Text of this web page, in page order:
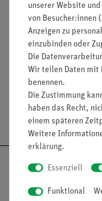
Sporophyllstand,
Equisetum,
Schwimmfarn,
Die Präparate
unserer Website
von Besucher:innen
Anzeigen zu
einzubinden oder
Die
Wir teilen Daten mit
benennen.
Die Zustimmung
haben das Recht,
einem späteren
Weitere
erklärung.
Essenziell
Funktional